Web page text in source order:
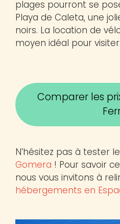
plages pourront se
Playa de Caleta, une
noirs. La location de
moyen idéal pour visiter
Comparer les
N’hésitez pas à tester le
Gomera ! Pour savoir
nous vous invitons à
hébergements en